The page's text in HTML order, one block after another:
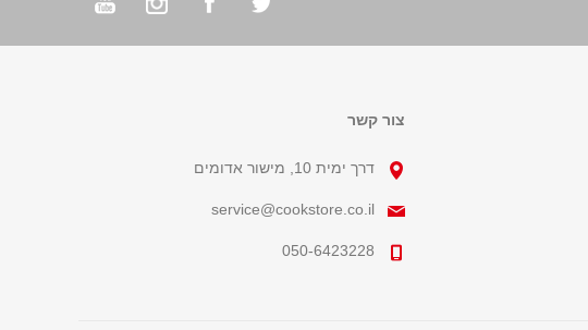
צור קשר
דרך ימית 10, מישור אדומים
service@cookstore.co.il
050-6423228